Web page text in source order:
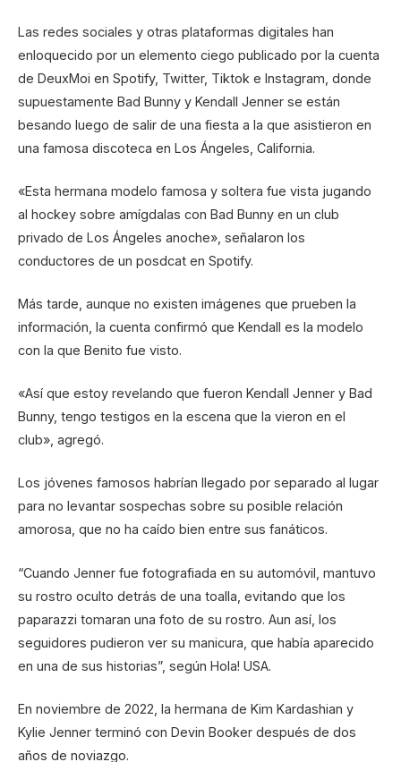
Las redes sociales y otras plataformas digitales han
enloquecido por un elemento ciego publicado por la cuenta
de DeuxMoi en Spotify, Twitter, Tiktok e Instagram, donde
supuestamente Bad Bunny y Kendall Jenner se están
besando luego de salir de una fiesta a la que asistieron en
una famosa discoteca en Los Ángeles, California.
«Esta hermana modelo famosa y soltera fue vista jugando
al hockey sobre amígdalas con Bad Bunny en un club
privado de Los Ángeles anoche», señalaron los
conductores de un posdcat en Spotify.
Más tarde, aunque no existen imágenes que prueben la
información, la cuenta confirmó que Kendall es la modelo
con la que Benito fue visto.
«Así que estoy revelando que fueron Kendall Jenner y Bad
Bunny, tengo testigos en la escena que la vieron en el
club», agregó.
Los jóvenes famosos habrían llegado por separado al lugar
para no levantar sospechas sobre su posible relación
amorosa, que no ha caído bien entre sus fanáticos.
“Cuando Jenner fue fotografiada en su automóvil, mantuvo
su rostro oculto detrás de una toalla, evitando que los
paparazzi tomaran una foto de su rostro. Aun así, los
seguidores pudieron ver su manicura, que había aparecido
en una de sus historias”, según Hola! USA.
En noviembre de 2022, la hermana de Kim Kardashian y
Kylie Jenner terminó con Devin Booker después de dos
años de noviazgo.